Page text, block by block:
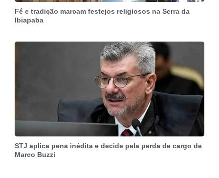
Fé e tradição marcam festejos religiosos na Serra da
Ibiapaba
STJ aplica pena inédita e decide pela perda de cargo de
Marco Buzzi